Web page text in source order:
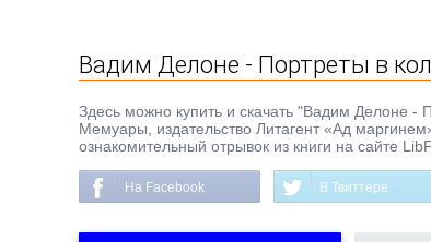
Вадим Делоне - Портреты в
Здесь можно купить и скачать "Вадим Делоне
Мемуары, издательство Литагент «Ад
ознакомительный отрывок из книги на сайте
На Facebook В Твиттере